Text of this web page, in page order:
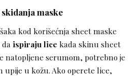
maske
kod korišećnja sheet maske
ispiraju lice kada skinu sheet
natopljene serumom, potrebno je
upije u kožu. Ako operete lice,